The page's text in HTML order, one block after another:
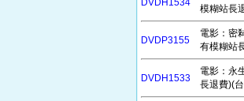
DVDH1534
模糊站長
DVDP3155
電影：密
有模糊站
DVDH1533
電影：永
長退費)(